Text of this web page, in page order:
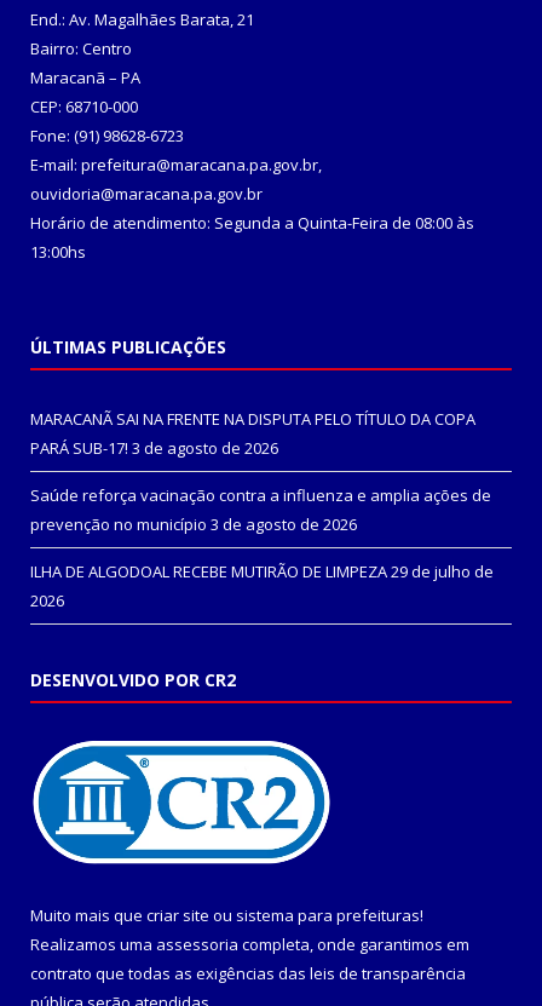
End.: Av. Magalhães Barata, 21
Bairro: Centro
Maracanã – PA
CEP: 68710-000
Fone: (91) 98628-6723
E-mail: prefeitura@maracana.pa.gov.br,
ouvidoria@maracana.pa.gov.br
Horário de atendimento: Segunda a Quinta-Feira de 08:00 às
13:00hs
ÚLTIMAS PUBLICAÇÕES
MARACANÃ SAI NA FRENTE NA DISPUTA PELO TÍTULO DA COPA
PARÁ SUB-17! 3 de agosto de 2026
Saúde reforça vacinação contra a influenza e amplia ações de
prevenção no município 3 de agosto de 2026
ILHA DE ALGODOAL RECEBE MUTIRÃO DE LIMPEZA29 de julho de
2026
DESENVOLVIDO POR CR2
Muito mais que criar site ou sistema para prefeituras!
Realizamos uma assessoria completa, onde garantimos em
contrato que todas as exigências das leis de transparência